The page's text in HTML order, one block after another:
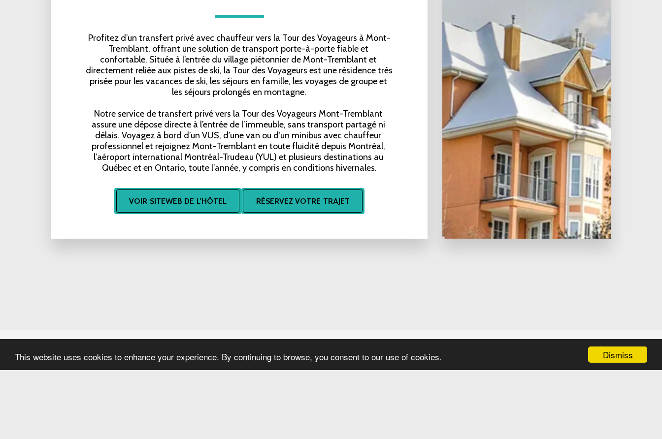
Dismiss
This website uses cookies to enhance your experience. By continuing to browse, you consent to our use of cookies.
Profitez d’un transfert privé avec chauffeur vers la Tour des Voyageurs à Mont-
Tremblant, offrant une solution de transport porte-à-porte fiable et
confortable. Située à l’entrée du village piétonnier de Mont-Tremblant et
directement reliée aux pistes de ski, la Tour des Voyageurs est une résidence très
prisée pour les vacances de ski, les séjours en famille, les voyages de groupe et
les séjours prolongés en montagne.
Notre service de transfert privé vers la Tour des Voyageurs Mont-Tremblant
assure une dépose directe à l’entrée de l’immeuble, sans transport partagé ni
délais. Voyagez à bord d’un VUS, d’une van ou d’un minibus avec chauffeur
professionnel et rejoignez Mont-Tremblant en toute fluidité depuis Montréal,
l’aéroport international Montréal-Trudeau (YUL) et plusieurs destinations au
Québec et en Ontario, toute l’année, y compris en conditions hivernales.
VOIR SITEWEB DE L'HÔTEL RÉSERVEZ VOTRE TRAJET